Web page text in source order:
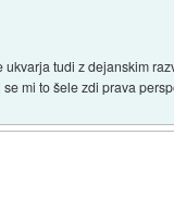
ukvarja tudi z dejanskim
mi to šele zdi prava